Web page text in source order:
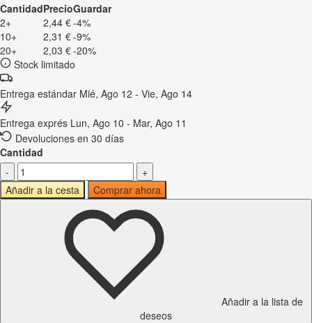
CantidadPrecioGuardar
2+
2,44 €-4%
10+
2,31 €-9%
20+
2,03 €-20%
Stock limitado
Entrega estándar Mié, Ago 12 - Vie, Ago 14
Entrega exprés Lun, Ago 10 - Mar, Ago 11
Devoluciones en 30 días
Cantidad
-
+
Añadir a la cesta
Comprar ahora
Añadir a la lista de
deseos